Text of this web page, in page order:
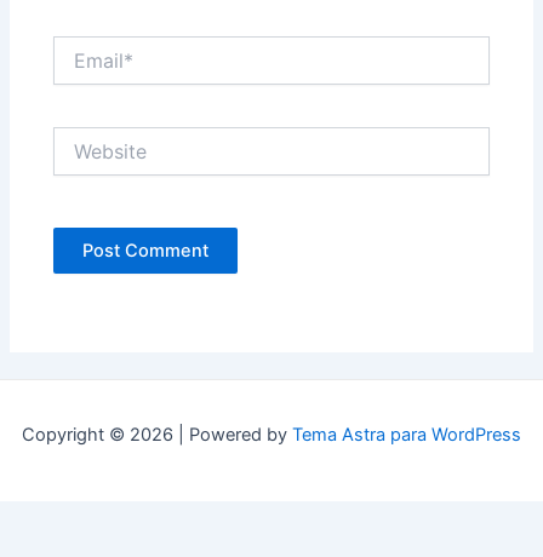
Copyright © 2026 | Powered by Tema Astra para WordPress